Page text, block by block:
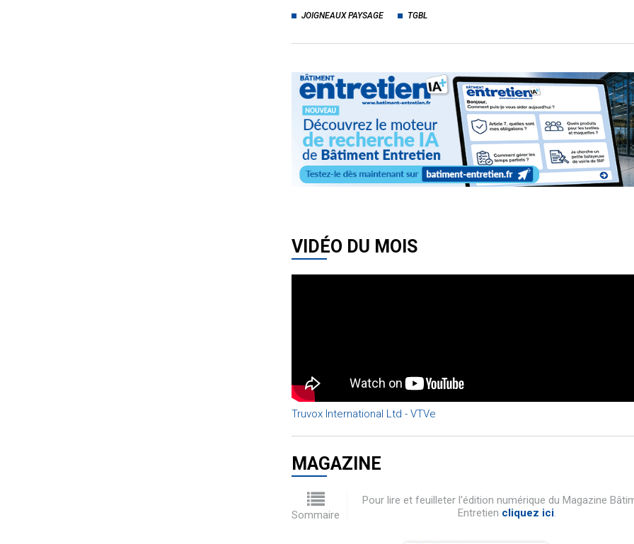
JOIGNEAUX PAYSAGE TGBL
VIDÉO DU MOIS
Truvox International Ltd - VTVe
MAGAZINE
Sommaire
Pour lire et feuilleter l'édition numérique du Magazine
Entretien cliquez ici.